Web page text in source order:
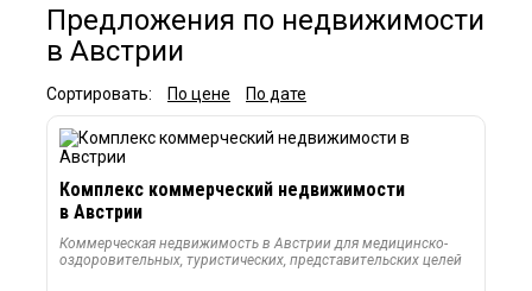
Предложения по недвижимости
в Австрии
Сортировать: По цене По дате
Комплекс коммерческий недвижимости
в Австрии
Коммерческая недвижимость в Австрии для медицинско-
оздоровительных, туристических, представительских целей